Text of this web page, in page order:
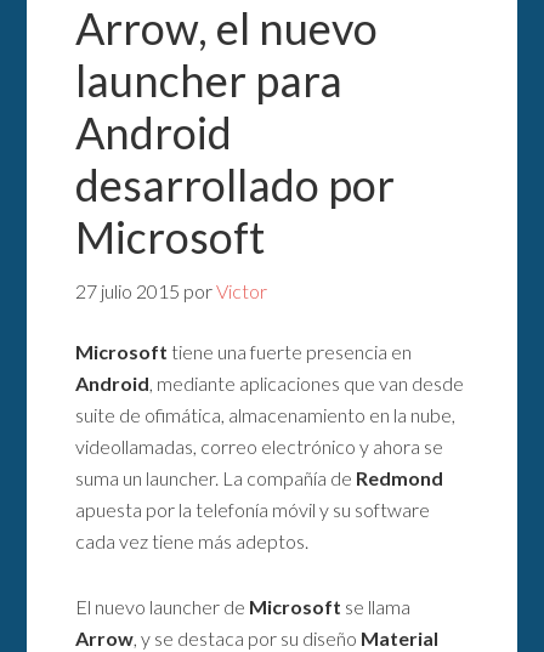
Arrow, el nuevo
launcher para
Android
desarrollado por
Microsoft
27 julio 2015 porVictor
Microsoft tiene una fuerte presencia en
Android, mediante aplicaciones que van desde
suite de ofimática, almacenamiento en la nube,
videollamadas, correo electrónico y ahora se
suma un launcher. La compañía de Redmond
apuesta por la telefonía móvil y su software
cada vez tiene más adeptos.
El nuevo launcher de Microsoft se llama
Arrow, y se destaca por su diseño Material